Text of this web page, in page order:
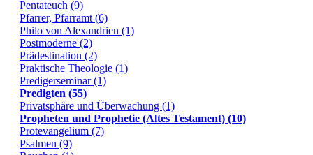
Pentateuch (9)
Pfarrer, Pfarramt (6)
Philo von Alexandrien (1)
Postmoderne (2)
Prädestination (2)
Praktische Theologie (1)
Predigerseminar (1)
Predigten (55)
Privatsphäre und Überwachung (1)
Propheten und Prophetie (Altes Testament) (10)
Protevangelium (7)
Psalmen (9)